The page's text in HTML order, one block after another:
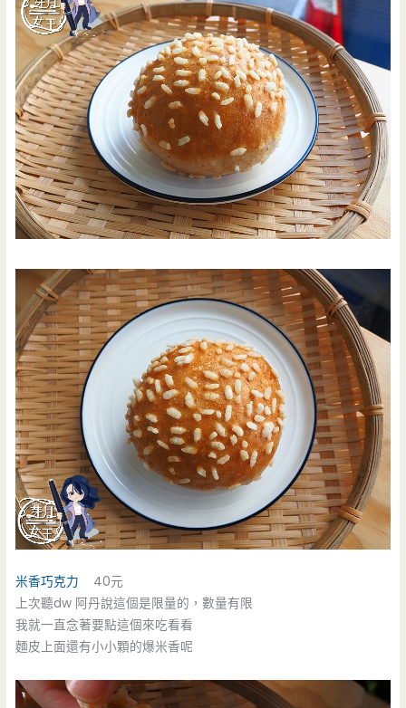
米香巧克力 40元
上次聽dw 阿丹說這個是限量的，數量有限
我就一直念著要點這個來吃看看
麵皮上面還有小小顆的爆米香呢